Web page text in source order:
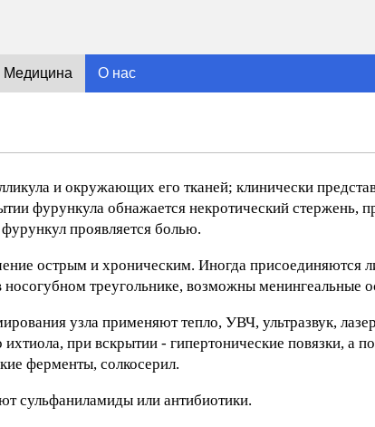
Медицина О нас
и окружающих его тканей; клинически
фурункула обнажается некротический стержень,
проявляется болью.
острым и хроническим. Иногда присоединяются
треугольнике, возможны менингеальные
узла применяют тепло, УВЧ, ультразвук,
при вскрытии - гипертонические повязки, а
ферменты, солкосерил.
сульфаниламиды или антибиотики.